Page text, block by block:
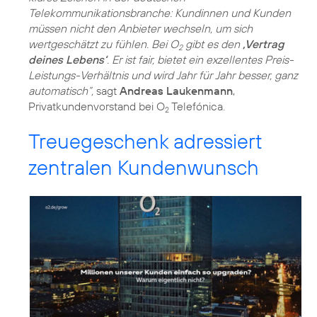
Telekommunikationsbranche: Kundinnen und Kunden
müssen nicht den Anbieter wechseln, um sich
wertgeschätzt zu fühlen. Bei O2gibt es den ‚Vertrag
deines Lebens‘. Er ist fair, bietet ein exzellentes Preis-
Leistungs-Verhältnis und wird Jahr für Jahr besser, ganz
automatisch“, sagt Andreas Laukenmann,
Privatkundenvorstand bei O2 Telefónica.
Treuegeschenk adressiert
zentralen Kundenwunsch